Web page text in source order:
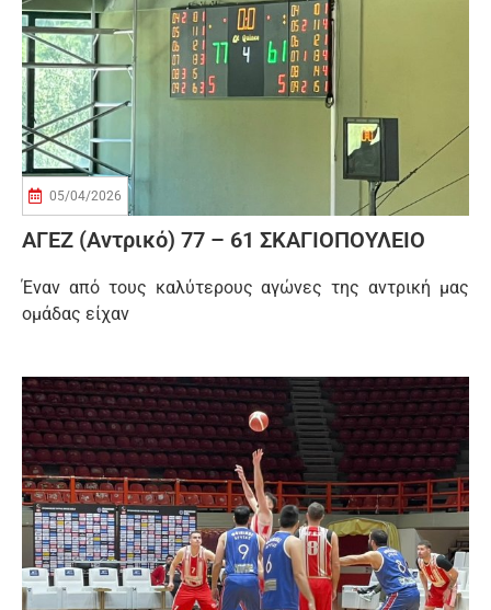
05/04/2026
ΑΓΕΖ (αντρικό) 77 – 61 ΣΚΑΓΙΟΠΟΥΛΕΙΟ
Έναν από τους καλύτερους αγώνες της αντρική μας
ομάδας είχαν